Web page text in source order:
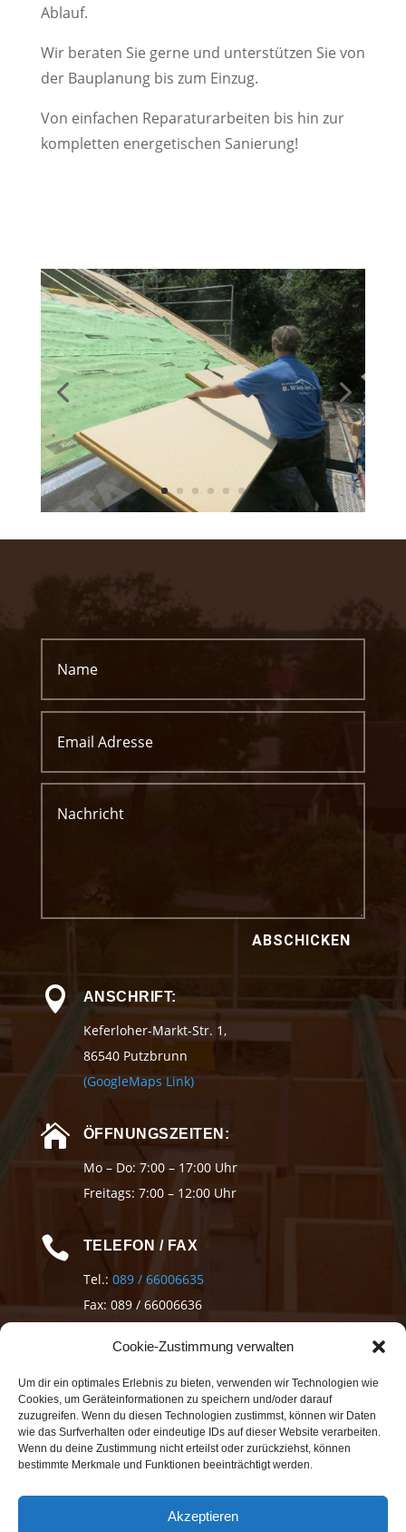
Cookie-Zustimmung verwalten
Um dir ein optimales Erlebnis zu bieten, verwenden wir Technologien wie
Cookies, um Geräteinformationen zu speichern und/oder darauf
zuzugreifen. Wenn du diesen Technologien zustimmst, können wir Daten
wie das Surfverhalten oder eindeutige IDs auf dieser Website verarbeiten.
Wenn du deine Zustimmung nicht erteilst oder zurückziehst, können
bestimmte Merkmale und Funktionen beeinträchtigt werden.
Akzeptieren
Ablauf.
Wir beraten Sie gerne und unterstützen Sie von
der Bauplanung bis zum Einzug.
Von einfachen Reparaturarbeiten bis hin zur
kompletten energetischen Sanierung!
ABSCHICKEN
 ANSCHRIFT:
Keferloher-Markt-Str. 1,
86540 Putzbrunn
(GoogleMaps Link)
 ÖFFNUNGSZEITEN:
Mo – Do: 7:00 – 17:00 Uhr
Freitags: 7:00 – 12:00 Uhr
 TELEFON / FAX
Tel.: 089 / 66006635
Fax: 089 / 66006636
info@holzbauwinkler.de